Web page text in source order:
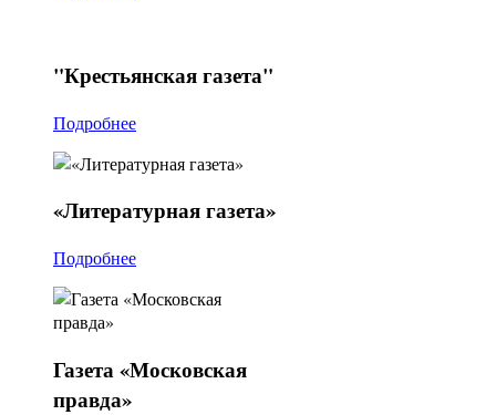
"Крестьянскаягазета"
Подробнее
«Литературнаягазета»
Подробнее
Газета«Московская
правда»